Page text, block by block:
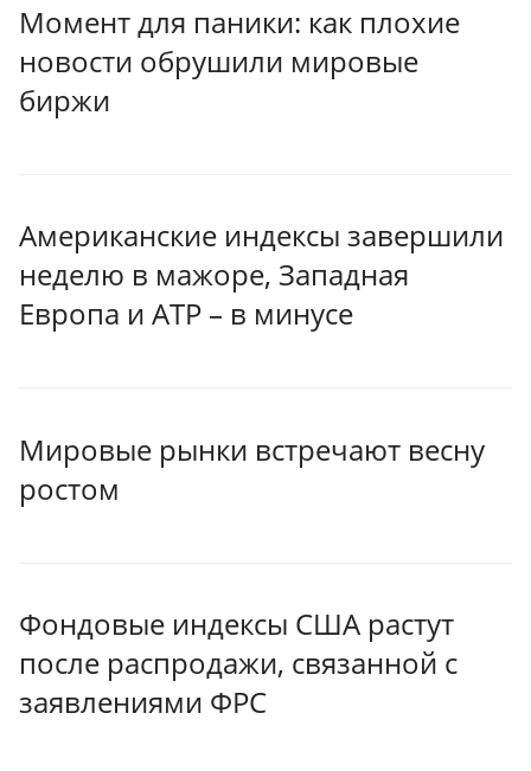
Момент для паники: как плохие
новости обрушили мировые
биржи
Американские индексы завершили
неделю в мажоре, Западная
Европа и АТР – в минусе
Мировые рынки встречают весну
ростом
Фондовые индексы США растут
после распродажи, связанной с
заявлениями ФРС